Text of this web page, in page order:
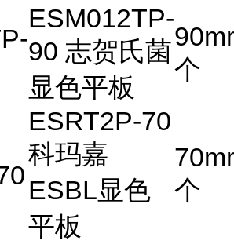
ESM012TP-
90 志贺氏菌
显色平板
个
ESRT2P-70
科玛嘉
ESBL显色
平板
个